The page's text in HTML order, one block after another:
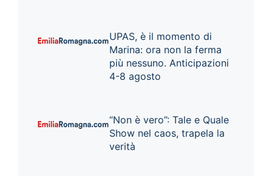
UPAS, è il momento di
Marina: ora non la ferma
più nessuno. Anticipazioni
4-8 agosto
“Non è vero”: Tale e Quale
Show nel caos, trapela la
verità